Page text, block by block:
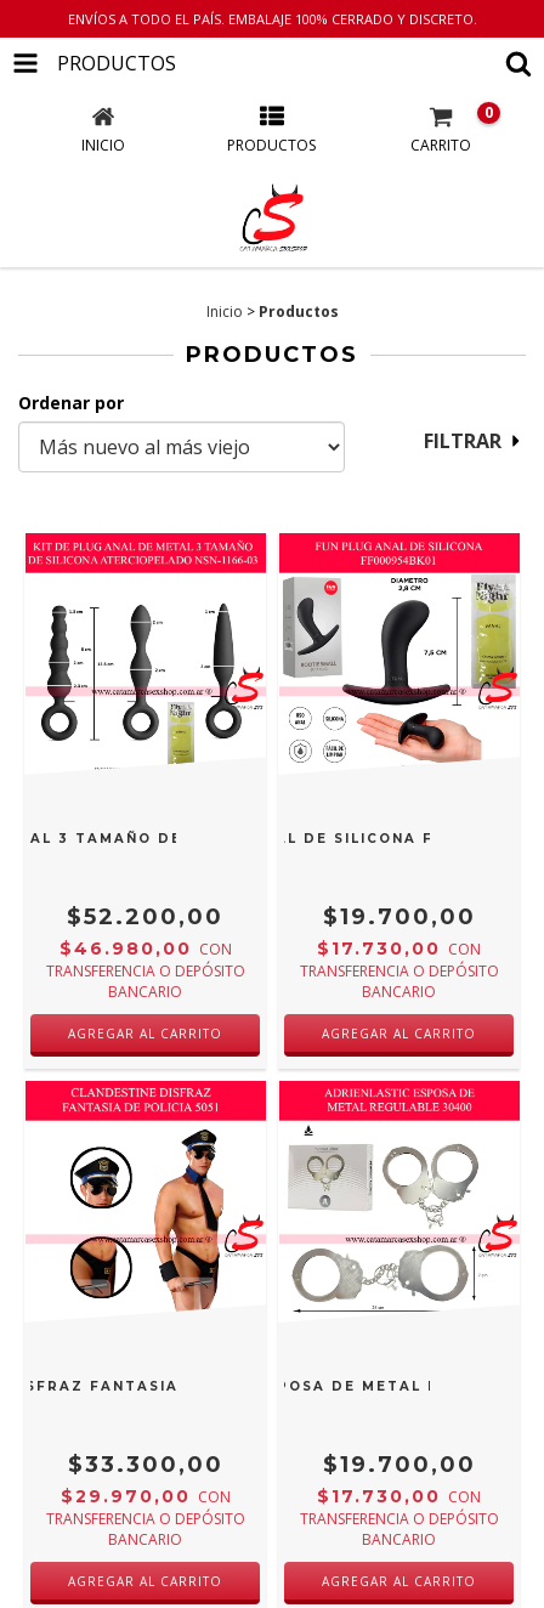
ENVÍOS A TODO EL PAÍS. EMBALAJE 100% CERRADO Y DISCRETO.
PRODUCTOS
INICIO PRODUCTOS CARRITO
0
Inicio > Productos
PRODUCTOS
Ordenar por
FILTRAR
3 TAMAÑO DE SILICONA ATERCIOPELADO NSN-1166-03
$52.200,00
$46.980,00 CON
TRANSFERENCIA O DEPÓSITO
BANCARIO
FUN PLUG ANAL DE SILICONA
$19.700,00
$17.730,00 CON
TRANSFERENCIA O DEPÓSITO
BANCARIO
DISFRAZ FANTASIA DE POLICIA 5051
$33.300,00
$29.970,00 CON
TRANSFERENCIA O DEPÓSITO
BANCARIO
ADRIENLASTIC ESPOSA DE METAL REGULABLE
$19.700,00
$17.730,00 CON
TRANSFERENCIA O DEPÓSITO
BANCARIO